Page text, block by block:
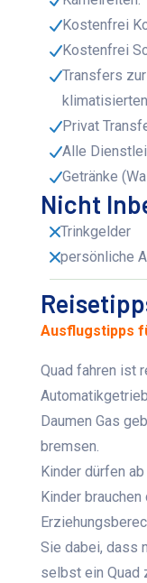
Kostenfrei
Kostenfrei
Transfers
Privat
Alle
Getränke
Nicht
Trinkgelder
persönliche
Ausflugstipps
Quad fahren ist
Daumen Gas
bremsen.
Kinder dürfen
Kinder
Sie dabei, dass
selbst ein Quad